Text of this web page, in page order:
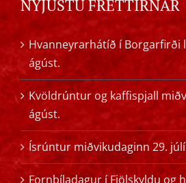
NÝJUSTU FRÉTTIRNAR
Hvanneyrarhátíð í Borgarfirði
ágúst.
Kvöldrúntur og kaffispjall
ágúst.
Ísrúntur miðvikudaginn 29. júlí
Fornbíladagur í Fjölskyldu og